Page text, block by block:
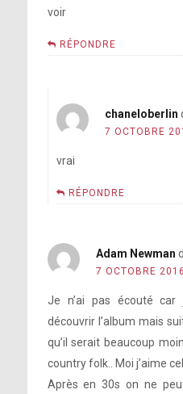
voir
RÉPONDRE
chaneloberlin
7 OCTOBRE
vrai
RÉPONDRE
Adam Newman
7 OCTOBRE
Je n’ai pas écouté
découvrir l’album mais
qu’il serait beaucoup
country folk.. Moi j’aime
Après en 30s on ne